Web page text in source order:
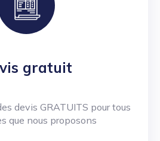
gratuit
devis GRATUITS pour tous
que nous proposons